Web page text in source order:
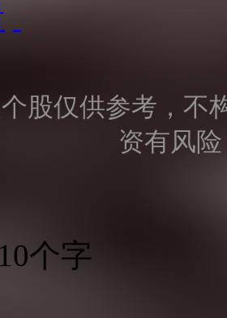
股仅供参考，不
资有风
个字